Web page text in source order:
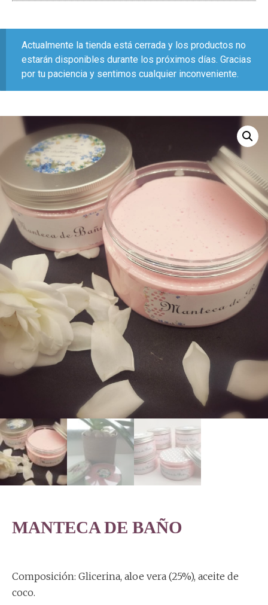
Actualmente la tienda está cerrada y los productos no
estarán disponibles durante los próximos días. Gracias
por tu paciencia y sentimos cualquier inconveniente.
MANTECA DE BAÑO
Composición: Glicerina, aloe vera (25%), aceite de
coco.